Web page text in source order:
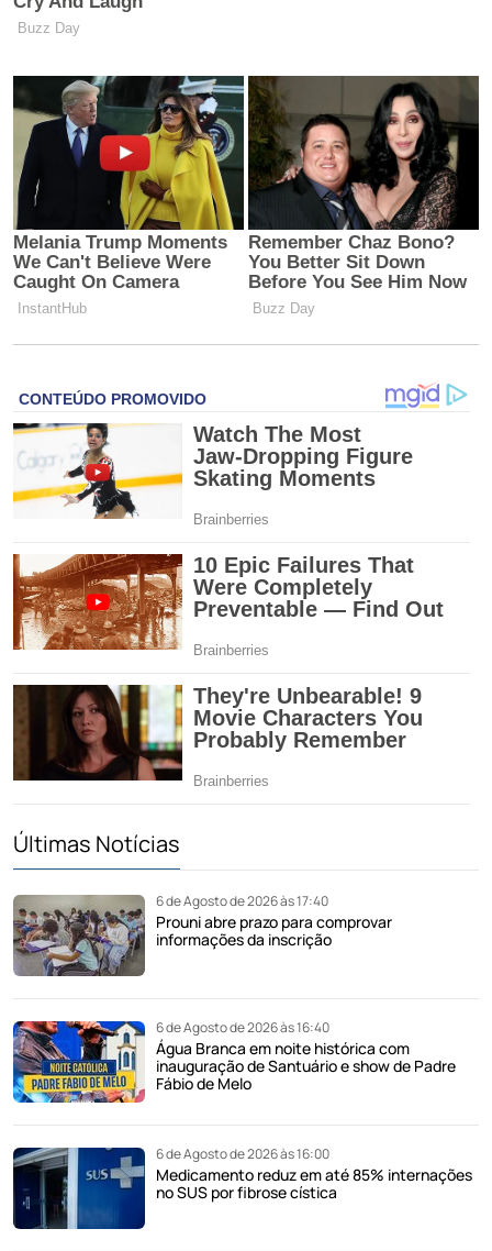
Últimas Notícias
6 de Agosto de 2026 às 17:40
Prouni abre prazo para comprovar
informações da inscrição
6 de Agosto de 2026 às 16:40
Água Branca em noite histórica com
inauguração de Santuário e show de Padre
Fábio de Melo
6 de Agosto de 2026 às 16:00
Medicamento reduz em até 85% internações
no SUS por fibrose cística